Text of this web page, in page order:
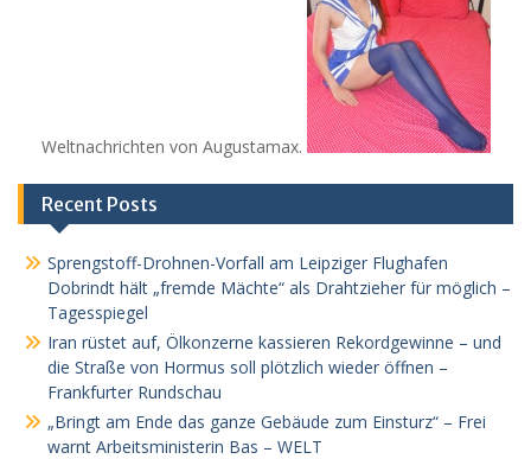
Weltnachrichten von Augustamax.
Recent Posts
Sprengstoff-Drohnen-Vorfall am Leipziger Flughafen
Dobrindt hält „fremde Mächte“ als Drahtzieher für möglich –
Tagesspiegel
Iran rüstet auf, Ölkonzerne kassieren Rekordgewinne – und
die Straße von Hormus soll plötzlich wieder öffnen –
Frankfurter Rundschau
„Bringt am Ende das ganze Gebäude zum Einsturz“ – Frei
warnt Arbeitsministerin Bas – WELT